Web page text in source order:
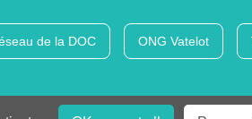
de la DOC ONG Vatelot